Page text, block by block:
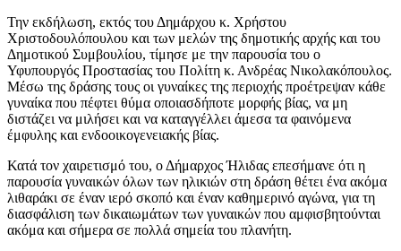
Την εκδήλωση, εκτός του Δημάρχου κ. Χρήστου
Χριστοδουλόπουλου και των μελών της δημοτικής αρχής και του
Δημοτικού Συμβουλίου, τίμησε με την παρουσία του ο
Υφυπουργός Προστασίας του Πολίτη κ. Ανδρέας Νικολακόπουλος.
Μέσω της δράσης τους οι γυναίκες της περιοχής προέτρεψαν κάθε
γυναίκα που πέφτει θύμα οποιασδήποτε μορφής βίας, να μη
διστάζει να μιλήσει και να καταγγέλλει άμεσα τα φαινόμενα
έμφυλης και ενδοοικογενειακής βίας.
Κατά τον χαιρετισμό του, ο Δήμαρχος Ήλιδας επεσήμανε ότι η
παρουσία γυναικών όλων των ηλικιών στη δράση θέτει ένα ακόμα
λιθαράκι σε έναν ιερό σκοπό και έναν καθημερινό αγώνα, για τη
διασφάλιση των δικαιωμάτων των γυναικών που αμφισβητούνται
ακόμα και σήμερα σε πολλά σημεία του πλανήτη.